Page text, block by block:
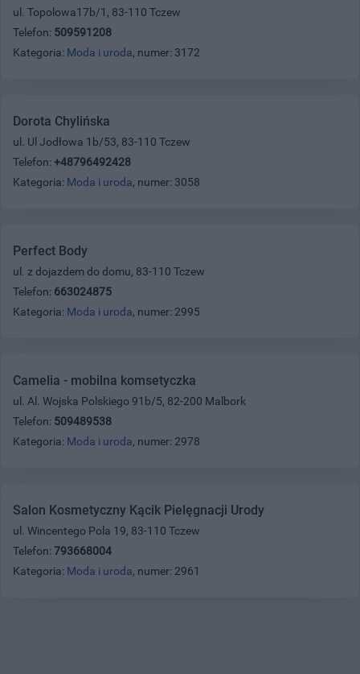
ul. Topolowa17b/1, 83-110 Tczew
Telefon: 509591208
Kategoria: Moda i uroda, numer: 3172
Dorota Chylińska
ul. Ul Jodłowa 1b/53, 83-110 Tczew
Telefon: +48796492428
Kategoria: Moda i uroda, numer: 3058
Perfect Body
ul. z dojazdem do domu, 83-110 Tczew
Telefon: 663024875
Kategoria: Moda i uroda, numer: 2995
Camelia - mobilna komsetyczka
ul. Al. Wojska Polskiego 91b/5, 82-200 Malbork
Telefon: 509489538
Kategoria: Moda i uroda, numer: 2978
Salon Kosmetyczny Kącik Pielęgnacji Urody
ul. Wincentego Pola 19, 83-110 Tczew
Telefon: 793668004
Kategoria: Moda i uroda, numer: 2961